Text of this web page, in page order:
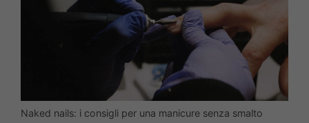
Naked nails: i consigli per una manicure senza smalto